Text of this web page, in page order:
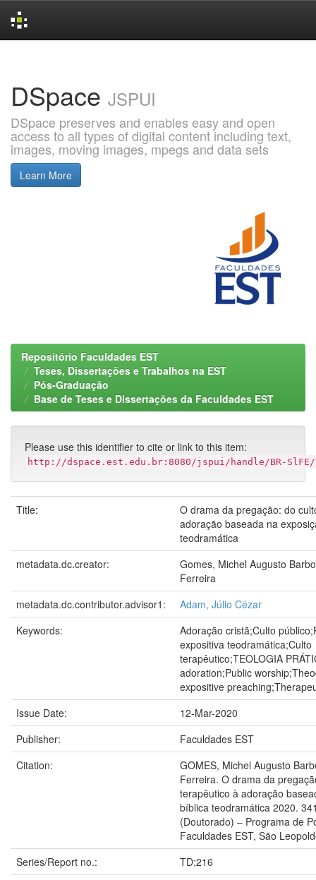
DSpace JSPUI
DSpace preserves and enables easy and open
access to all types of digital content including text,
images, moving images, mpegs and data sets
Learn More
Repositório Faculdades EST
Teses, Dissertações e Trabalhos na EST
Pós-Graduação
Base de Teses e Dissertações da Faculdades EST
Please use this identifier to cite or link to this item:
http://dspace.est.edu.br:8080/jspui/handle/BR-SlFE/
Title:
O drama da pregação: do
adoração baseada na
teodramática
metadata.dc.creator:
Gomes, Michel Augusto
Ferreira
metadata.dc.contributor.advisor1:
Adam, Júlio Cézar
Keywords:
Adoração cristã;Culto
expositiva teodramática;Culto
terapêutico;TEOLOGIA
adoration;Public
expositive
Issue Date:
12-Mar-2020
Publisher:
Faculdades EST
Citation:
GOMES, Michel Augusto
Ferreira. O drama da
terapêutico à adoração
bíblica teodramática 2020.
(Doutorado) – Programa de
Faculdades EST, São
Series/Report no.:
TD;216